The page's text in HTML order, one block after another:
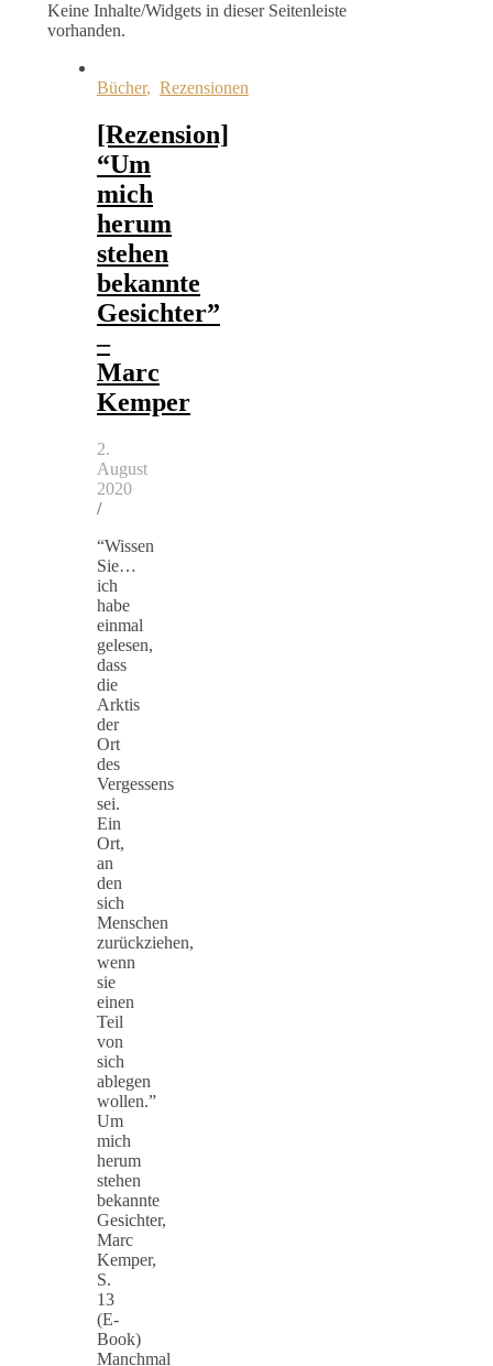
Keine Inhalte/Widgets in dieser Seitenleiste
vorhanden.
Bücher, Rezensionen
[Rezension]
“Um
mich
herum
stehen
bekannte
Gesichter”
–
Marc
Kemper
2.
August
2020
/
“Wissen
Sie…
ich
habe
einmal
gelesen,
dass
die
Arktis
der
Ort
des
Vergessens
sei.
Ein
Ort,
an
den
sich
Menschen
zurückziehen,
wenn
sie
einen
Teil
von
sich
ablegen
wollen.”
Um
mich
herum
stehen
bekannte
Gesichter,
Marc
Kemper,
S.
13
(E-
Book)
Manchmal